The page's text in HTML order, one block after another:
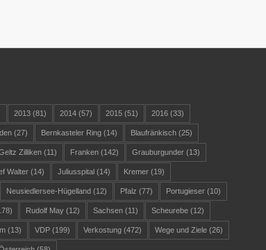
2013 (81) 2014 (57) 2015 (51) 2016 (33)
(27) Bernkasteler Ring (14) Blaufränkisch (25)
Zilliken (11) Franken (142) Grauburgunder (13)
Walter (14) Juliusspital (14) Kremer (19)
Neusiedlersee-Hügelland (12) Pfalz (77) Portugieser (10)
Rudolf May (12) Sachsen (11) Scheurebe (12)
(13) VDP (199) Verkostung (472) Wege und Ziele (26)